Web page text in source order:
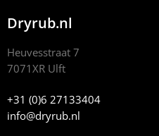
Dryrub.nl
Heuvesstraat 7
7071XR Ulft
+31 (0)6 27133404
info@dryrub.nl